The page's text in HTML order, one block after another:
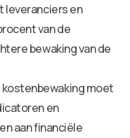
leveranciers en
van de
bewaking van de
moet
en
aan financiële